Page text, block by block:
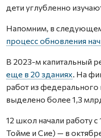
дети углубленно
Напомним, в
процесс обновления
В 2023-м капитальный
еще в 20 зданиях. На
работ из
выделено более 1,3
12 школ начали работу
Тойме и Сие) — в